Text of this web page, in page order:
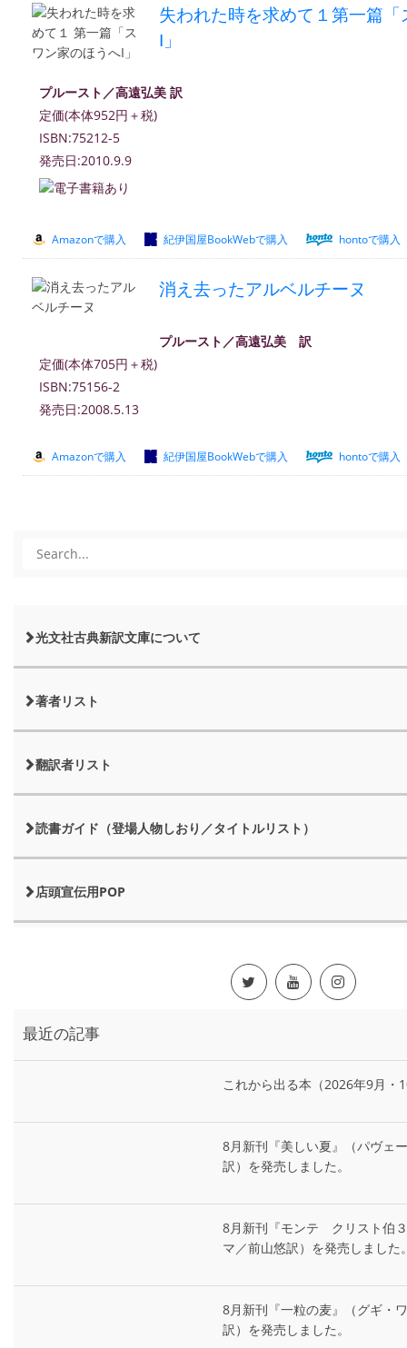
失われた時を求めて１第一篇
I」
プルースト／高遠弘美 訳
定価(本体952円＋税)
ISBN:75212-5
発売日:2010.9.9
Amazonで購入 紀伊国屋BookWebで購入 hontoで購入
消え去ったアルベルチーヌ
プルースト／高遠弘美 訳
定価(本体705円＋税)
ISBN:75156-2
発売日:2008.5.13
Amazonで購入 紀伊国屋BookWebで購入 hontoで購入
光文社古典新訳文庫について
著者リスト
翻訳者リスト
読書ガイド（登場人物しおり／タイトルリスト）
店頭宣伝用POP
最近の記事
これから出る本（2026年9月・
8月新刊『美しい夏』（パヴェ
訳）を発売しました。
8月新刊『モンテ゠クリスト伯
マ／前山悠訳）を発売しました
8月新刊『一粒の麦』（グギ・
訳）を発売しました。